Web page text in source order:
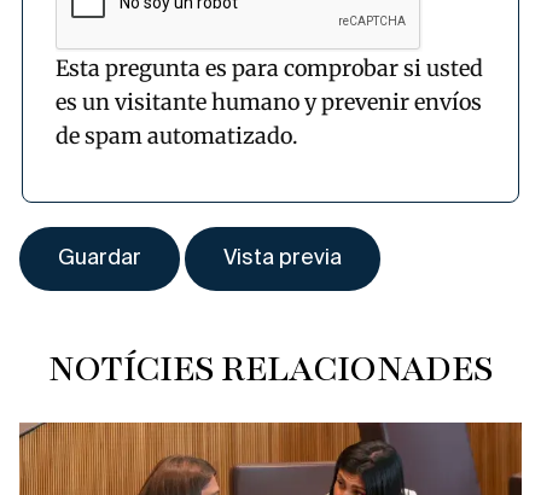
Esta pregunta es para comprobar si usted
es un visitante humano y prevenir envíos
de spam automatizado.
NOTÍCIES RELACIONADES